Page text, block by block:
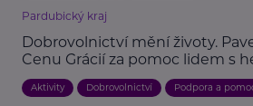
Pardubický kraj
Dobrovolnictví mění životy.
Cenu Grácií za pomoc lidem s
Aktivity Dobrovolnictví Podpora a